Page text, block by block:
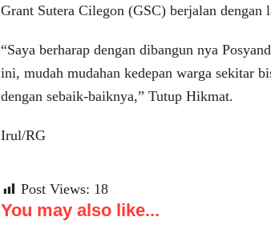
Grant Sutera Cilegon (GSC) berjalan dengan
“Saya berharap dengan dibangun nya
ini, mudah mudahan kedepan warga sekitar
dengan sebaik-baiknya,” Tutup Hikmat.
Irul/RG
Post Views: 18
You may also like...